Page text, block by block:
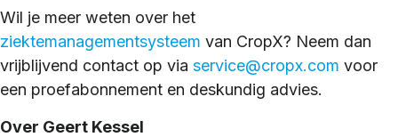
Wil je meer weten over het
ziektemanagementsysteem van CropX? Neem dan
vrijblijvend contact op via service@cropx.com voor
een proefabonnement en deskundig advies.
Over Geert Kessel